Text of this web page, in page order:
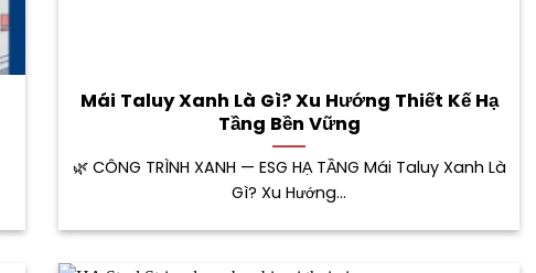
Mái Taluy Xanh Là Gì? Xu Hướng Thiết Kế Hạ
Tầng Bền Vững
🌿 CÔNG TRÌNH XANH — ESG HẠ TẦNG Mái Taluy Xanh Là
Gì? Xu Hướng...